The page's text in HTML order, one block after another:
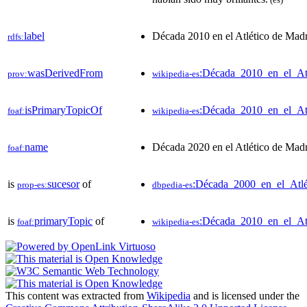
rdfs:label Década 2010 en el Atlético de
prov:wasDerivedFrom wikipedia-es
foaf:isPrimaryTopicOf wikipedia-es
foaf:name Década 2020 en el Atlético de
is prop-es:sucesorof dbpedia-es
is foaf:primaryTopic of wikipedia-es
This content was extracted from Wikipedia and is licensed under the